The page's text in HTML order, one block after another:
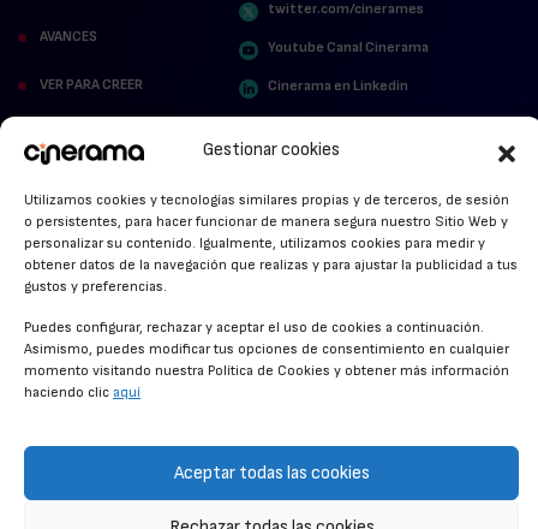
Gestionar cookies
Utilizamos cookies y tecnologías similares propias y de terceros, de sesión
o persistentes, para hacer funcionar de manera segura nuestro Sitio Web y
personalizar su contenido. Igualmente, utilizamos cookies para medir y
obtener datos de la navegación que realizas y para ajustar la publicidad a tus
gustos y preferencias.
Puedes configurar, rechazar y aceptar el uso de cookies a continuación.
Asimismo, puedes modificar tus opciones de consentimiento en cualquier
momento visitando nuestra Política de Cookies y obtener más información
haciendo clic aquí
Aceptar todas las cookies
AVANCES
VER PARA CREER
ALFOMBRA ROJA
twitter.com/cinerames
Youtube Canal Cinerama
Cinerama en Linkedin
CONDICIONES GENERALES
CONTACTO